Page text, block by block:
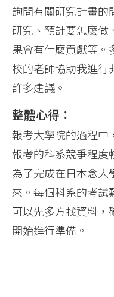
詢問有關研究計畫的
研究、預計要怎麼做
果會有什麼貢獻等。
校的老師協助我進行
許多建議。
整體心得：
報考大學院的過程中
報考的科系競爭程度
為了完成在日本念大
來。每個科系的考試
可以先多方找資料，
開始進行準備。